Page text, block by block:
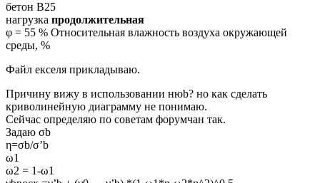
бетон В25
нагрузка продолжительная
φ = 55 % Относительная влажность воздуха окружающей
среды, %
Файл екселя прикладываю.
Причину вижу в использовании нюb? но как сделать
криволинейную диаграмму не понимаю.
Сейчас определяю по советам форумчан так.
Задаю σb
η=σb/σ’b
ω1
ω2 = 1-ω1